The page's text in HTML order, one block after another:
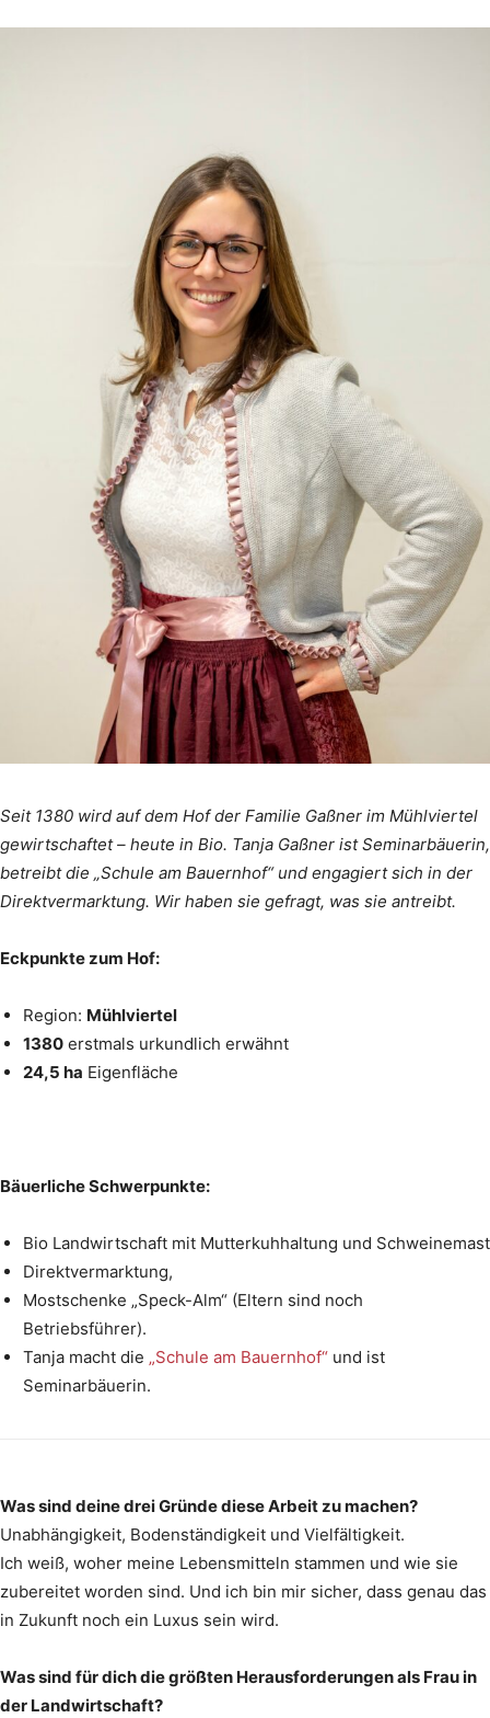
Seit 1380 wird auf dem Hof der Familie Gaßner im Mühlviertel
gewirtschaftet – heute in Bio. Tanja Gaßner ist Seminarbäuerin,
betreibt die „Schule am Bauernhof“ und engagiert sich in der
Direktvermarktung. Wir haben sie gefragt, was sie antreibt.
Eckpunkte zum Hof:
Region: Mühlviertel
1380 erstmals urkundlich erwähnt
24,5 ha Eigenfläche
Bäuerliche Schwerpunkte:
Bio Landwirtschaft mit Mutterkuhhaltung und Schweinemast
Direktvermarktung,
Mostschenke „Speck-Alm“ (Eltern sind noch
Betriebsführer).
Tanja macht die „Schule am Bauernhof“ und ist
Seminarbäuerin.
Was sind deine drei Gründe diese Arbeit zu machen?
Unabhängigkeit, Bodenständigkeit und Vielfältigkeit.
Ich weiß, woher meine Lebensmitteln stammen und wie sie
zubereitet worden sind. Und ich bin mir sicher, dass genau das
in Zukunft noch ein Luxus sein wird.
Was sind für dich die größten Herausforderungen als Frau in
der Landwirtschaft?